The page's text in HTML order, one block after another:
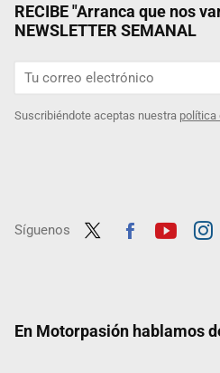
RECIBE "Arranca que nos
NEWSLETTER SEMANAL
Suscribiéndote aceptas nuestra política
Síguenos
En Motorpasión hablamos